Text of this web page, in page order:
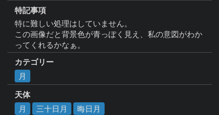
特記事項
特に難しい処理はしていません。
この画像だと背景色が青っぽく見え、私の意図がわか
ってくれるかなぁ。
カテゴリー
月
天体
月
三十日月 晦日月